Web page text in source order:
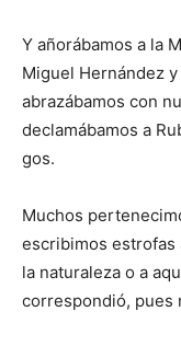
Y añorábamos a la
Mi­guel Hernández
abrazábamos con
declamábamos a
gos.
Muchos
escribimos estrofas
la naturaleza o a
correspondió, pues